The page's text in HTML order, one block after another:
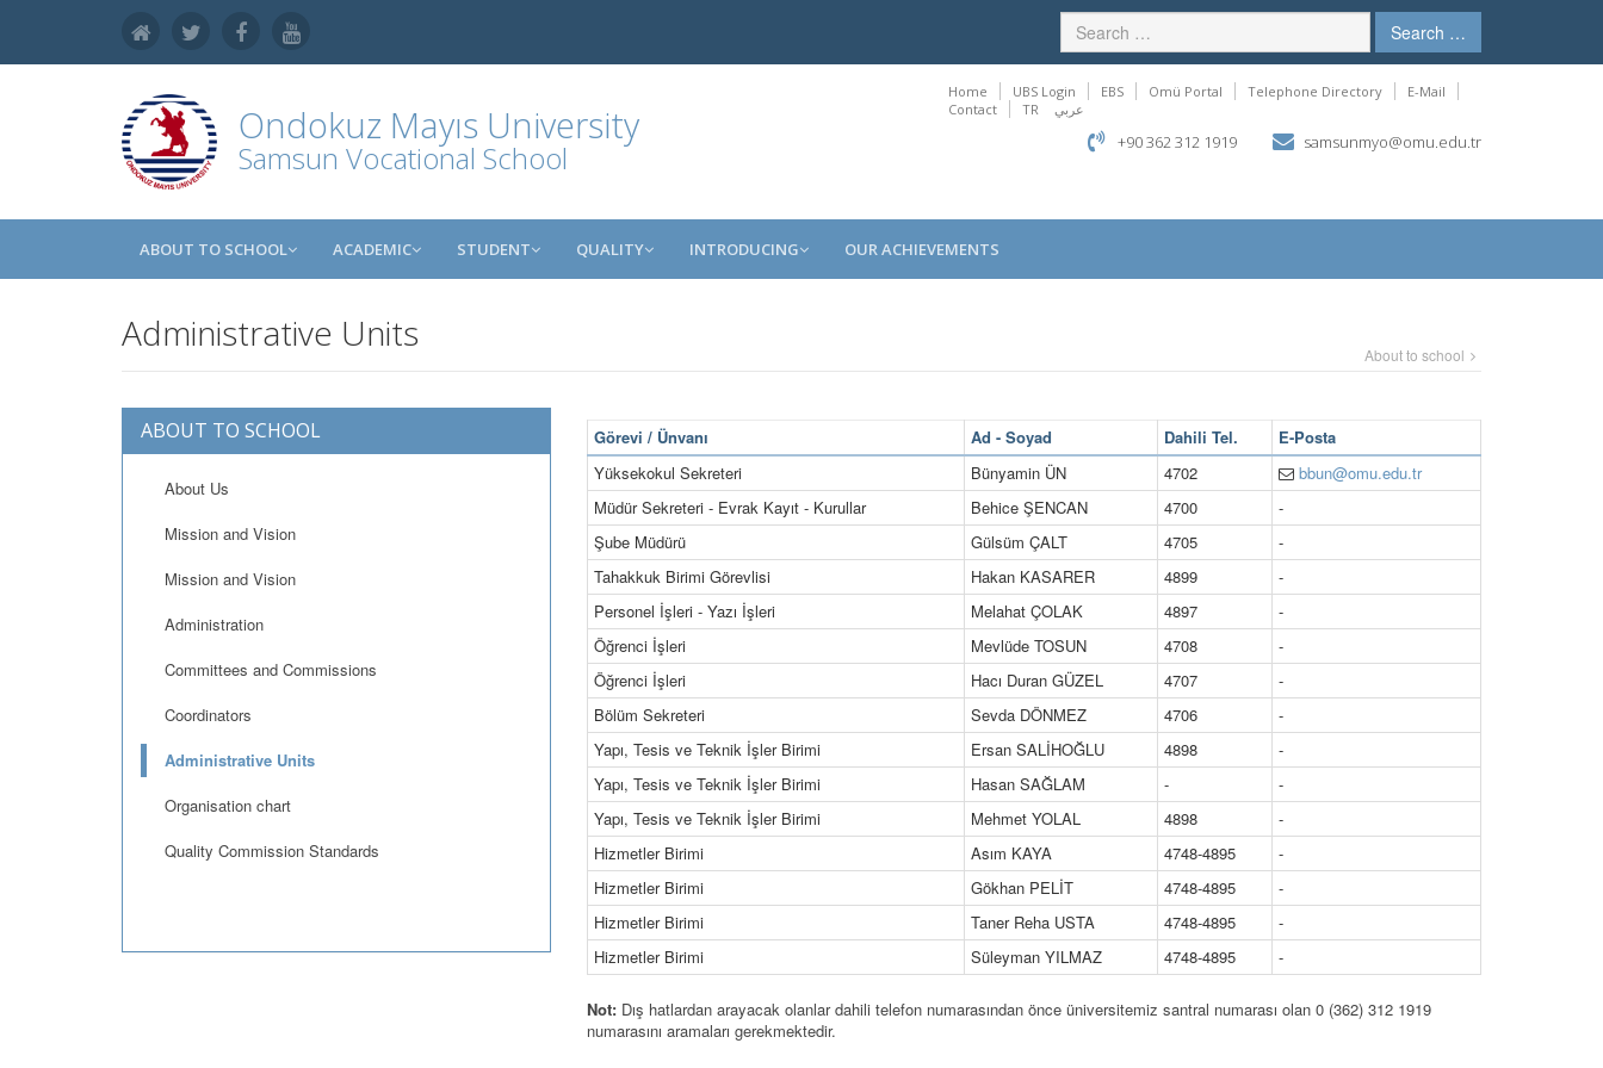
Search …
Ondokuz Mayıs University
Samsun Vocational School
Home UBS Login EBS Omü Portal Telephone Directory
E-Mail
Contact
TR عربي
+90 362 312 1919 samsunmyo@omu.edu.tr
ABOUT TO SCHOOL ACADEMIC STUDENT QUALITY INTRODUCING OUR ACHIEVEMENTS
Administrative Units About to school
ABOUT TO SCHOOL
About Us
Mission and Vision
Mission and Vision
Administration
Committees and Commissions
Coordinators
Administrative Units
Organisation chart
Quality Commission Standards
Görevi / Ünvanı Ad - Soyad Dahili Tel.
E-Posta
Yüksekokul Sekreteri
Bünyamin ÜN 4702
bbun@omu.edu.tr
Müdür Sekreteri - Evrak Kayıt - Kurullar
Behice ŞENCAN 4700
-
Şube Müdürü
Gülsüm ÇALT 4705
-
Tahakkuk Birimi Görevlisi
Hakan KASARER 4899
-
Personel İşleri - Yazı İşleri
Melahat ÇOLAK 4897
-
Öğrenci İşleri
Mevlüde TOSUN 4708
-
Öğrenci İşleri
Hacı Duran GÜZEL 4707
-
Bölüm Sekreteri
Sevda DÖNMEZ 4706
-
Yapı, Tesis ve Teknik İşler Birimi
Ersan SALİHOĞLU 4898
-
Yapı, Tesis ve Teknik İşler Birimi
Hasan SAĞLAM -
-
Yapı, Tesis ve Teknik İşler Birimi
Mehmet YOLAL 4898
-
Hizmetler Birimi
Asım KAYA 4748-4895
-
Hizmetler Birimi
Gökhan PELİT 4748-4895
-
Hizmetler Birimi
Taner Reha USTA 4748-4895
-
Hizmetler Birimi
Süleyman YILMAZ 4748-4895 -
Not: Dış hatlardan arayacak olanlar dahili telefon numarasından önce üniversitemiz santral numarası olan 0 (362) 312 1919
numarasını aramaları gerekmektedir.